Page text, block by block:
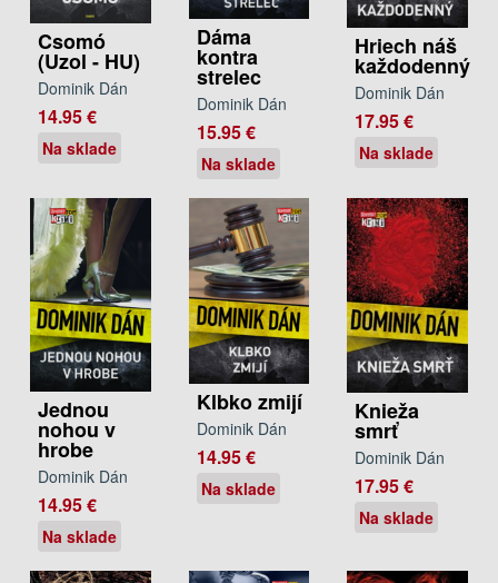
Csomó
(Uzol - HU)
Dominik Dán
14.95 €
Na sklade
Dáma
kontra
strelec
Dominik Dán
15.95 €
Na sklade
Hriech náš
každodenný
Dominik Dán
17.95 €
Na sklade
Jednou
nohou v
hrobe
Dominik Dán
14.95 €
Na sklade
Klbko zmijí
Dominik Dán
14.95 €
Na sklade
Knieža
smrť
Dominik Dán
17.95 €
Na sklade